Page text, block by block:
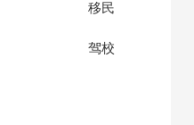
移民
驾校